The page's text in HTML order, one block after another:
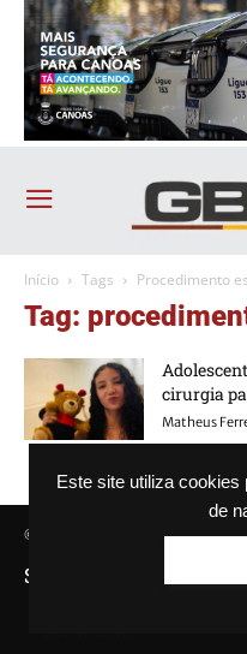
Este site utiliza
de
Início Tags Procedimento
Tag:
cirurgia
Matheus
© Agência GBC. Aqui tem
SAIBA MAIS SOBRE A